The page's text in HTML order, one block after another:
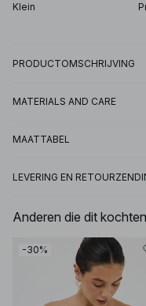
Klein
PRODUCTOMSCHRIJVING
MATERIALS AND CARE
MAATTABEL
LEVERING EN
Anderen die dit
-30%